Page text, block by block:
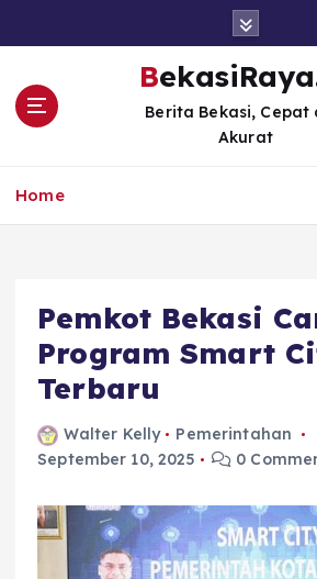
Berita Bekasi, Cepat
Akurat
Home
Pemkot Bekasi
Program Smart
Terbaru
Walter Kelly
Pemerintahan
September 10, 2025
0